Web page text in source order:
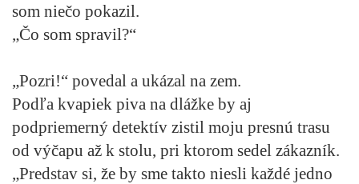
som niečo pokazil.
„Čo som spravil?“
„Pozri!“ povedal a ukázal na zem.
Podľa kvapiek piva na dlážke by aj
podpriemerný detektív zistil moju presnú trasu
od výčapu až k stolu, pri ktorom sedel zákazník.
„Predstav si, že by sme takto niesli každé jedno